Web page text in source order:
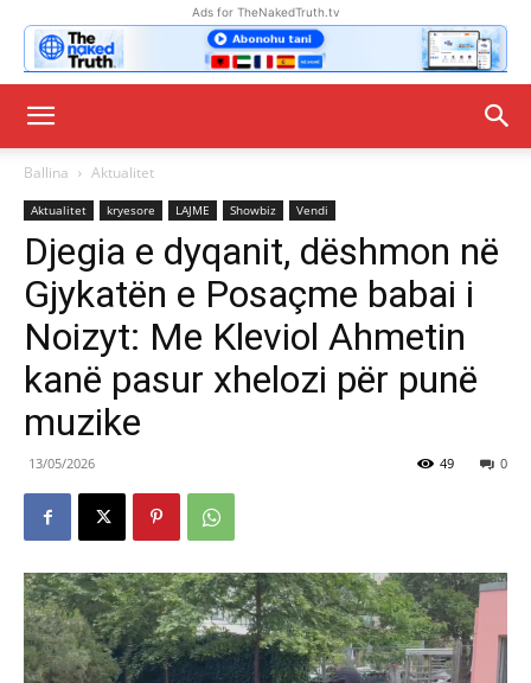
Ads for TheNakedTruth.tv
Ballina Aktualitet
Aktualitet kryesore LAJME Showbiz Vendi
Djegia e dyqanit, dëshmon në
Gjykatën e Posaçme babai i
Noizyt: Me Kleviol Ahmetin
kanë pasur xhelozi për punë
muzike
13/05/2026 0
49